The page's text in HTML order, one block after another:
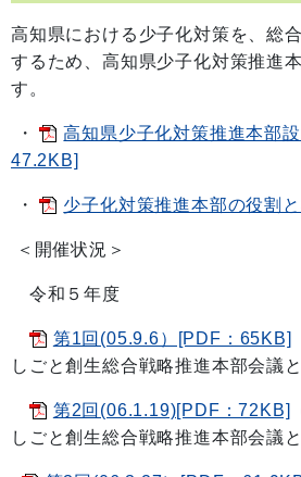
高知県における少子化対策を、総
するため、高知県少子化対策推進
す。
・
高知県少子化対策推進本部
47.2KB]
・ 少子化対策推進本部の役割
＜開催状況＞
令和５年度
第1回(05.9.6）[PDF：65KB]
しごと創生総合戦略推進本部会議
第2回(06.1.19)[PDF：72KB]
しごと創生総合戦略推進本部会議